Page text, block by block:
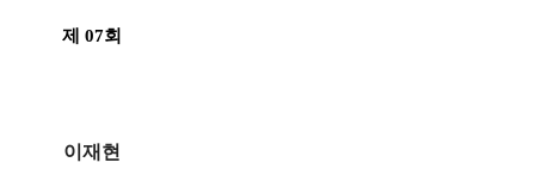
제 07회
이재현